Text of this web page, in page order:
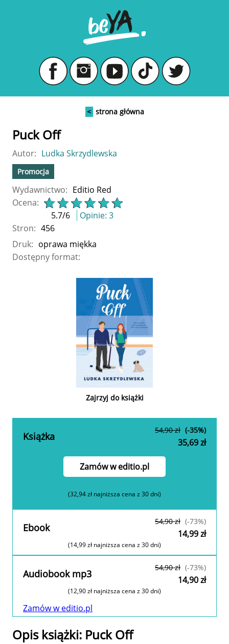
< strona główna
Zajrzyj do książki
Puck Off
Autor: Ludka Skrzydlewska
Promocja
Wydawnictwo: Editio Red
Ocena:
5.7/6 Opinie: 3
Stron: 456
Druk: oprawa miękka
Dostępny format:
Książka 54,90 zł (-35%)
35,69 zł
Zamów w editio.pl
(32,94 zł najniższa cena z 30 dni)
Ebook 54,90 zł (-73%)
14,99 zł
(14,99 zł najniższa cena z 30 dni)
Audiobook mp3 54,90 zł (-73%)
14,90 zł
(12,90 zł najniższa cena z 30 dni)
Zamów w editio.pl
Opis książki: Puck Off